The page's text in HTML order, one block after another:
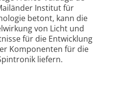
Institut für
betont, kann die
von Licht und
für die Entwicklung
Komponenten für die
liefern.